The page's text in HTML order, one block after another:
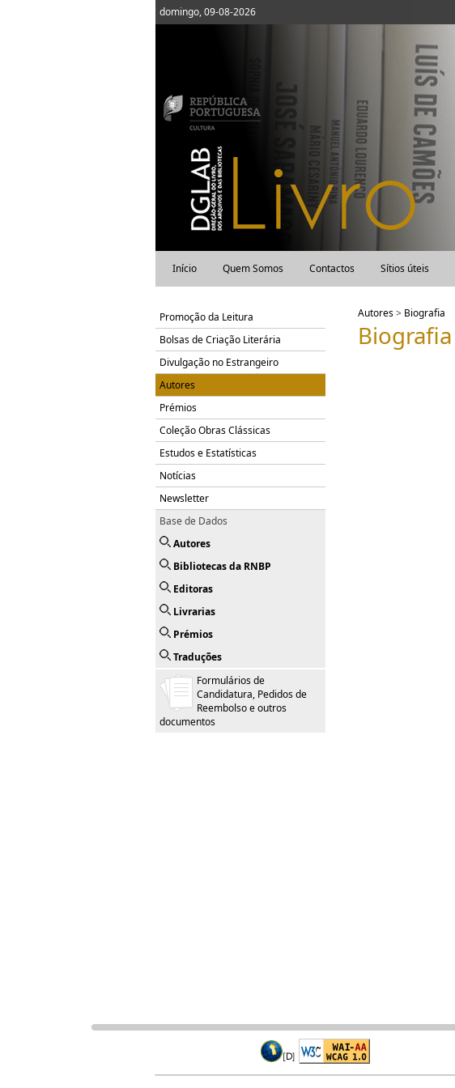
domingo, 09-08-2026
Início Quem Somos Contactos Sítios úteis
Promoção da Leitura
Bolsas de Criação Literária
Divulgação no Estrangeiro
Autores
Prémios
Coleção Obras Clássicas
Estudos e Estatísticas
Notícias
Newsletter
Base de Dados
Autores
Bibliotecas da RNBP
Editoras
Livrarias
Prémios
Traduções
Formulários de
Candidatura, Pedidos de
Reembolso e outros
documentos
Autores> Biografia
Biografia